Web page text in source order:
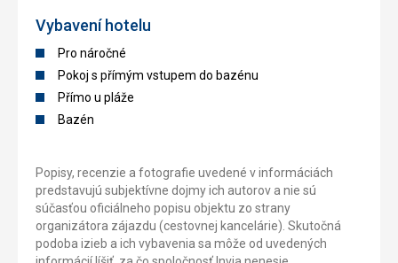
Vybavení hotelu
Pro náročné
Pokoj s přímým vstupem do bazénu
Přímo u pláže
Bazén
Popisy, recenzie a fotografie uvedené v informáciách
predstavujú subjektívne dojmy ich autorov a nie sú
súčasťou oficiálneho popisu objektu zo strany
organizátora zájazdu (cestovnej kancelárie). Skutočná
podoba izieb a ich vybavenia sa môže od uvedených